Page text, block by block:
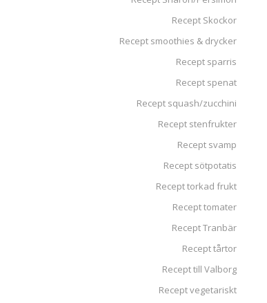
Recept Skockor
Recept smoothies & drycker
Recept sparris
Recept spenat
Recept squash/zucchini
Recept stenfrukter
Recept svamp
Recept sötpotatis
Recept torkad frukt
Recept tomater
Recept Tranbär
Recept tårtor
Recept till Valborg
Recept vegetariskt